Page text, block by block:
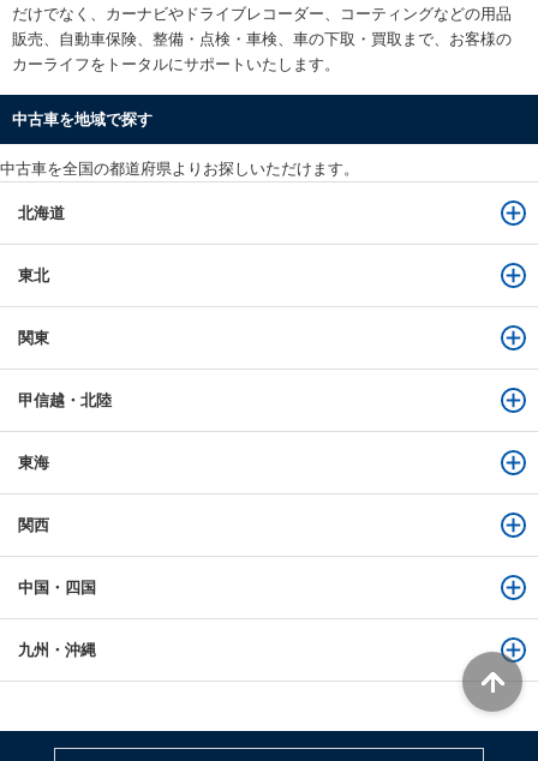
だけでなく、カーナビやドライブレコーダー、コーティングなどの用品
販売、自動車保険、整備・点検・車検、車の下取・買取まで、お客様の
カーライフをトータルにサポートいたします。
中古車を地域で探す
中古車を全国の都道府県よりお探しいただけます。
北海道
東北
関東
甲信越・北陸
東海
関西
中国・四国
九州・沖縄